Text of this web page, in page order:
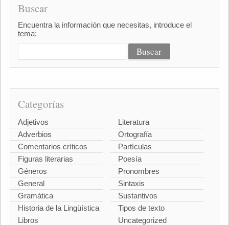
Buscar
Encuentra la información que necesitas, introduce el
tema:
Categorías
Adjetivos
Adverbios
Comentarios críticos
Figuras literarias
Géneros
General
Gramática
Historia de la Lingüística
Libros
Literatura
Ortografía
Partículas
Poesía
Pronombres
Sintaxis
Sustantivos
Tipos de texto
Uncategorized